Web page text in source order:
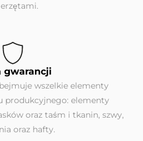
gwarancji
wszelkie elementy
produkcyjnego: elementy
oraz taśm i tkanin, szwy,
oraz hafty.